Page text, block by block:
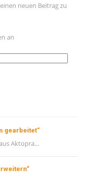
neuen Beitrag zu
an
gearbeitet“
Aktopra...